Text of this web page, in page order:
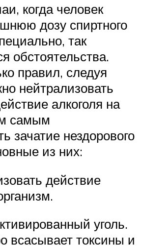
когда человек
дозу спиртного
так
обстоятельства.
правил, следуя
нейтрализовать
алкоголя на
самым
зачатие нездорового
из них:
действие
уголь.
всасывает токсины и